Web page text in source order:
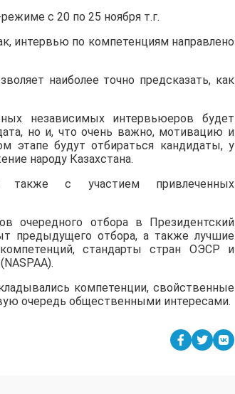
с 20 по 25 ноября т.г.
интервью по компетенциям направлено
наиболее точно предсказать, как
независимых интервьюеров будет
но и, что очень важно, мотивацию и
этапе будут отбираться кандидаты, у
народу Казахстана.
также с участием привлеченных
очередного отбора в Президентский
предыдущего отбора, а также лучшие
стандарты стран ОЭСР и
компетенции, свойственные
очередь общественными интересами.